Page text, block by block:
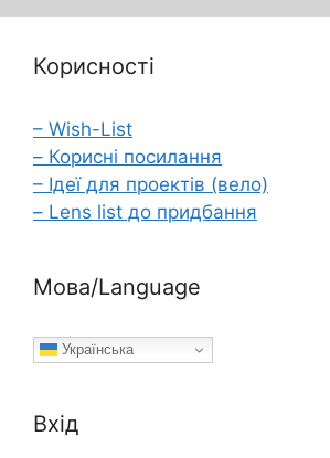
Корисності
– Wish-List
– Корисні посилання
– Ідеї для проектів (вело)
– Lens list до придбання
Мова/Language
Українська
Вхід